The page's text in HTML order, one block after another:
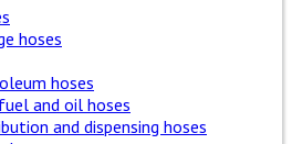
hoses
hoses
and oil hoses
and dispensing hoses